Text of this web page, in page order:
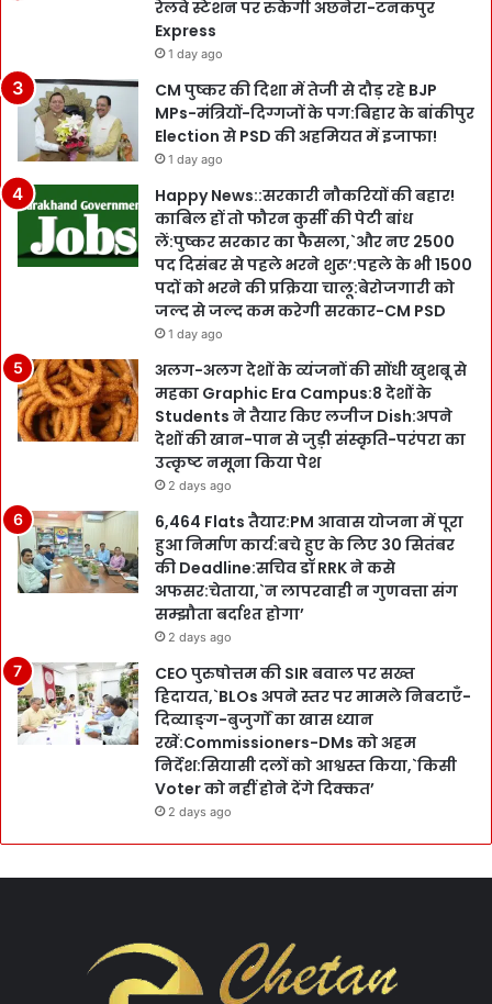
रेलवे स्टेशन पर रुकेगी अछनेरा-टनकपुर
Express
1 day ago
CM पुष्कर की दिशा में तेजी से दौड़ रहे BJP
MPs-मंत्रियों-दिग्गजों के पग:बिहार के बांकीपुर
Election से PSD की अहमियत में इजाफा!
1 day ago
Happy News::सरकारी नौकरियों की बहार!
काबिल हों तो फौरन कुर्सी की पेटी बांध
लें:पुष्कर सरकार का फैसला,`और नए 2500
पद दिसंबर से पहले भरने शुरू’:पहले के भी 1500
पदों को भरने की प्रक्रिया चालू:बेरोजगारी को
जल्द से जल्द कम करेगी सरकार-CM PSD
1 day ago
अलग-अलग देशों के व्यंजनों की सोंधी खुशबू से
महका Graphic Era Campus:8 देशों के
Students ने तैयार किए लजीज Dish:अपने
देशों की खान-पान से जुड़ी संस्कृति-परंपरा का
उत्कृष्ट नमूना किया पेश
2 days ago
6,464 Flats तैयार:PM आवास योजना में पूरा
हुआ निर्माण कार्य:बचे हुए के लिए 30 सितंबर
की Deadline:सचिव डॉ RRK ने कसे
अफसर:चेताया,`न लापरवाही न गुणवत्ता संग
सम्झौता बर्दाश्त होगा’
2 days ago
CEO पुरुषोत्तम की SIR बवाल पर सख्त
हिदायत,`BLOs अपने स्तर पर मामले निबटाएँ-
दिव्याङ्ग-बुजुर्गों का खास ध्यान
रखें:Commissioners-DMs को अहम
निर्देश:सियासी दलों को आश्वस्त किया,`किसी
Voter को नहीं होने देंगे दिक्कत’
2 days ago